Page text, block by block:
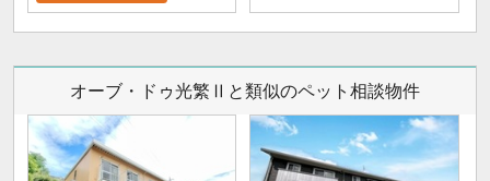
オーブ・ドゥ光繁Ⅱと類似のペット相談物件